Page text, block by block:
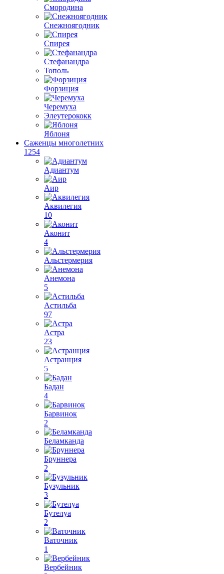
Смородина
Снежноягодник
Спирея
Стефанандра
Тополь
Форзиция
Черемуха
Элеутерококк
Яблоня
Саженцы многолетних
1254
Адиантум
Аир
Аквилегия
10
Аконит
4
Альстермерия
Анемона
5
Астильба
97
Астра
23
Астранция
5
Бадан
4
Барвинок
2
Беламканда
Бруннера
2
Бузульник
3
Бутелуа
2
Ваточник
1
Вербейник